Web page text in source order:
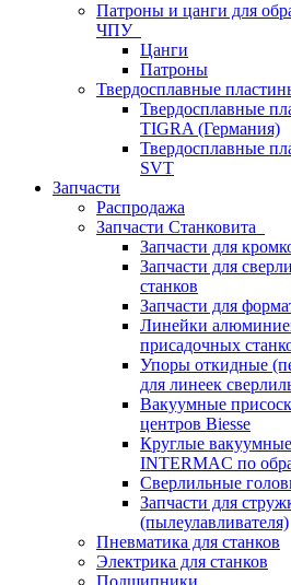
Патроны и цанги для
ЧПУ
Цанги
Патроны
Твердосплавные
Твердосплавные
TIGRA (Германия)
Твердосплавные
SVT
Запчасти
Распродажа
Запчасти Станковита
Запчасти для
Запчасти для
станков
Запчасти для
Линейки
присадочных
Упоры откидные
для линеек
Вакуумные
центров Biesse
Круглые
INTERMAC по
Сверлильные
Запчасти для
(пылеулавливателя)
Пневматика для станков
Электрика для станков
Подшипники